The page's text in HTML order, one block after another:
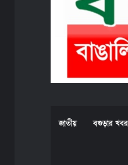
জাতীয় বগুড়ার খবর